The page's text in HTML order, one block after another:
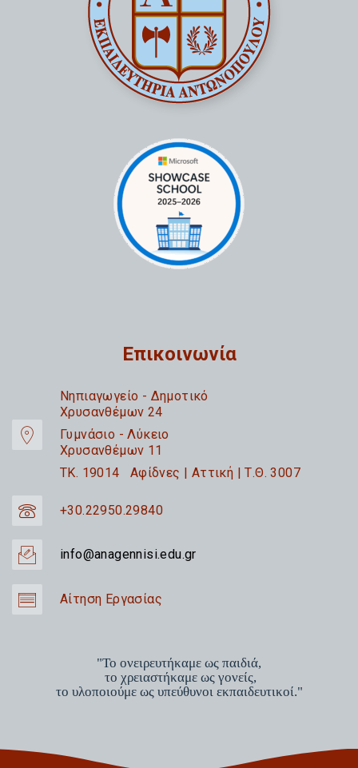
Επικοινωνία
Nηπιαγωγείο - Δημοτικό
Χρυσανθέμων 24
Γυμνάσιο - Λύκειο
Χρυσανθέμων 11
TK. 19014 Αφίδνες | Αττική | Τ.Θ. 3007
+30.22950.29840
info@anagennisi.edu.gr
Αίτηση Εργασίας
"Το ονειρευτήκαμε ως παιδιά,
το χρειαστήκαμε ως γονείς,
το υλοποιούμε ως υπεύθυνοι εκπαιδευτικοί."